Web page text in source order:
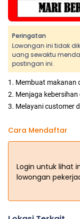
Peringatan
Lowongan ini tidak
uang sewaktu
postingan ini.
1. Membuat makanan
2. Menjaga
3. Melayani customer
Cara Mendaftar
Login untuk lihat
lowongan